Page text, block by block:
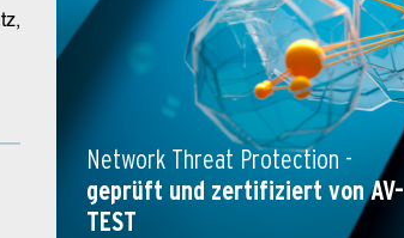
Network Threat Protection -
geprüft und zertifiziert von AV-
TEST